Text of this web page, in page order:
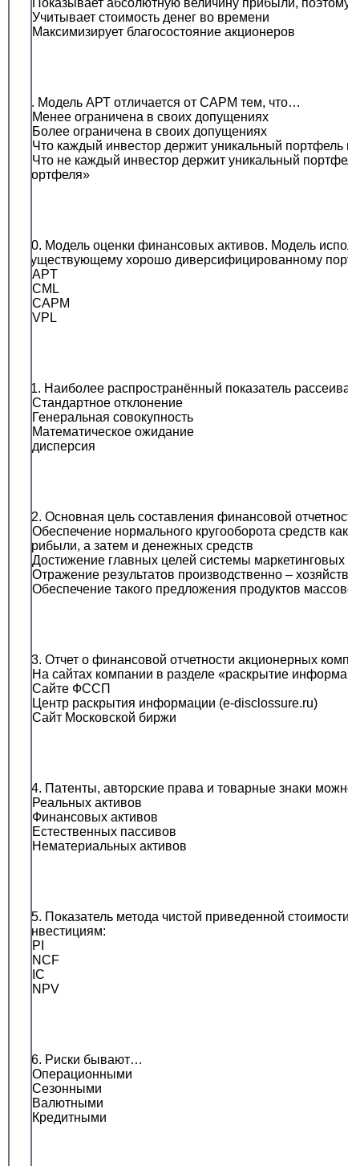
• Показывает абсолютную величину прибыли,
• Учитывает стоимость денег во времени
• Максимизирует благосостояние акционеров
9. Модель АРТ отличается от САРМ тем, что…
• Менее ограничена в своих допущениях
• Более ограничена в своих допущениях
• Что каждый инвестор держит уникальный
• Что не каждый инвестор держит уникальный
портфеля»
10. Модель оценки финансовых активов. Модель
существующему хорошо диверсифицированному
• APT
• CML
• CAPM
• VPL
11. Наиболее распространённый показатель
• Стандартное отклонение
• Генеральная совокупность
• Математическое ожидание
• дисперсия
12. Основная цель составления финансовой
• Обеспечение нормального кругооборота средств
прибыли, а затем и денежных средств
• Достижение главных целей системы
• Отражение результатов производственно –
• Обеспечение такого предложения продуктов
13. Отчет о финансовой отчетности акционерных
• На сайтах компании в разделе «раскрытие
• Сайте ФССП
• Центр раскрытия информации (e-disclossure.ru)
• Сайт Московской биржи
14. Патенты, авторские права и товарные знаки
• Реальных активов
• Финансовых активов
• Естественных пассивов
• Нематериальных активов
15. Показатель метода чистой приведенной
инвестициям:
• PI
• NCF
• IC
• NPV
16. Риски бывают…
• Операционными
• Сезонными
• Валютными
• Кредитными